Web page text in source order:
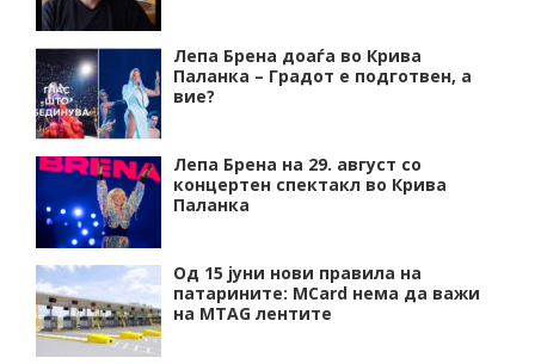
Лепа Брена доаѓа во Крива
Паланка – Градот е подготвен, а
вие?
Лепа Брена на 29. август со
концертен спектакл во Крива
Паланка
Од 15 јуни нови правила на
патарините: MCard нема да важи
на MTAG лентите